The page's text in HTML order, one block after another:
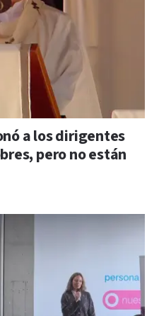
a los dirigentes
pero no están